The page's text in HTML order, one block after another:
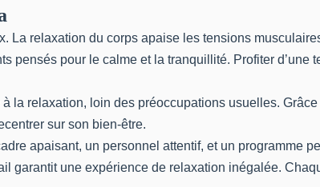
La relaxation du corps apaise les tensions
pensés pour le calme et la tranquillité. Profiter
relaxation, loin des préoccupations usuelles.
sur son bien-être.
apaisant, un personnel attentif, et un programme
garantit une expérience de relaxation inégalée.